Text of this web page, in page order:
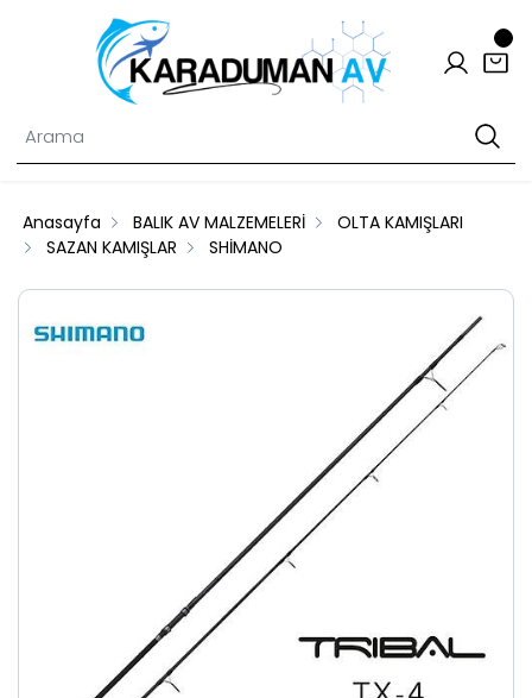
Anasayfa BALIK AV MALZEMELERİ
OLTA KAMIŞLARI
SAZAN KAMIŞLAR
SHİMANO